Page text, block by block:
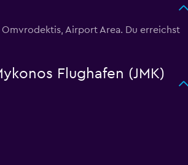
Airport Area. Du erreichst
Flughafen (JMK)